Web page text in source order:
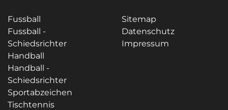
Fussball
Fussball -
Schiedsrichter
Handball
Handball -
Schiedsrichter
Sportabzeichen
Tischtennis
Sitemap
Datenschutz
Impressum